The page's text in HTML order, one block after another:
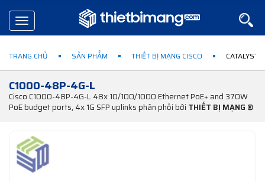
Toggle
navigation
TRANG CHỦ SẢN PHẨM THIẾT BỊ MẠNG CISCO CATALYST
C1000-48P-4G-L
Cisco C1000-48P-4G-L 48x 10/100/1000 Ethernet PoE+ and 370W
PoE budget ports, 4x 1G SFP uplinks phân phối bởi THIẾT BỊ MẠNG ®